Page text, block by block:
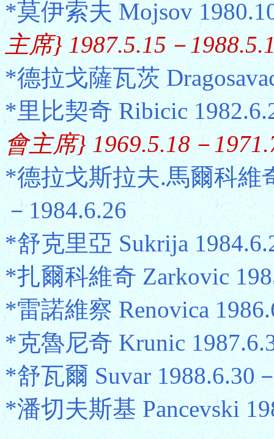
*莫伊索夫 Mojsov
主席} 1987.5.15－
*德拉戈薩瓦茨
*里比契奇 Ribicic
會主席} 1969.5.18－
*德拉戈斯拉夫.馬爾科維
－1984.6.26
*舒克里亞 Sukrija
*扎爾科維奇 Zarkovic
*雷諾維察 Renovica
*克魯尼奇 Krunic
*舒瓦爾 Suvar 1988.6.30
*潘切夫斯基 Pancevski